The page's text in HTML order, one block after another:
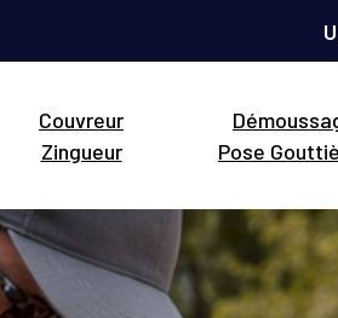
Couvreur
Zingueur
Pose